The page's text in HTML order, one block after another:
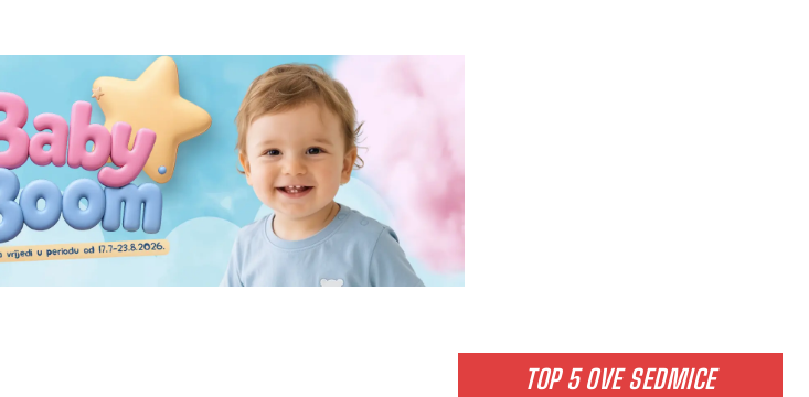
TOP 5 OVE SEDMICE